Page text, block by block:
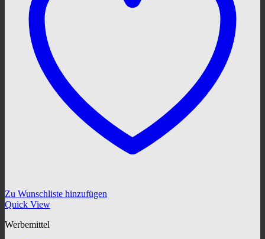
Zu Wunschliste hinzufügen
Quick View
Werbemittel